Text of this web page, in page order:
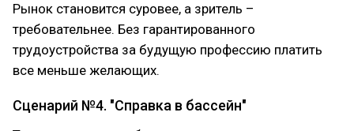
Рынок становится суровее, а зритель –
требовательнее. Без гарантированного
трудоустройства за будущую профессию платить
все меньше желающих.
Сценарий №4. "Справка в бассейн"